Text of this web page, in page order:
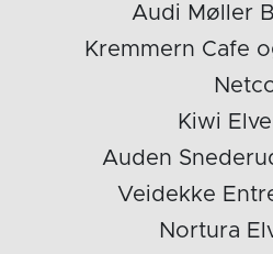
Audi Møller
Kremmern Cafe
Kiwi
Auden
Veidekke
Nortura